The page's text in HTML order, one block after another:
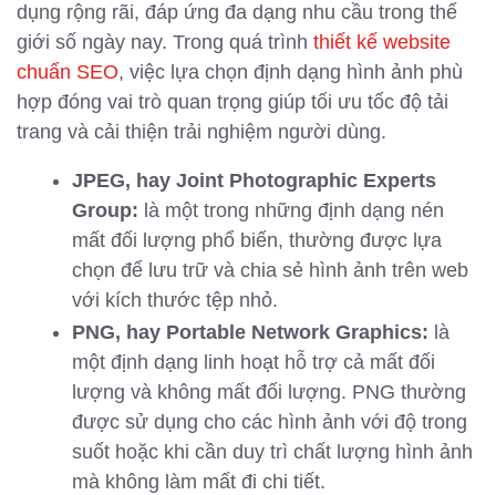
dụng rộng rãi, đáp ứng đa dạng nhu cầu trong thế
giới số ngày nay. Trong quá trình thiết kế website
chuẩn SEO, việc lựa chọn định dạng hình ảnh phù
hợp đóng vai trò quan trọng giúp tối ưu tốc độ tải
trang và cải thiện trải nghiệm người dùng.
JPEG, hay Joint Photographic Experts
Group: là một trong những định dạng nén
mất đối lượng phổ biến, thường được lựa
chọn để lưu trữ và chia sẻ hình ảnh trên web
với kích thước tệp nhỏ.
PNG, hay Portable Network Graphics: là
một định dạng linh hoạt hỗ trợ cả mất đối
lượng và không mất đối lượng. PNG thường
được sử dụng cho các hình ảnh với độ trong
suốt hoặc khi cần duy trì chất lượng hình ảnh
mà không làm mất đi chi tiết.